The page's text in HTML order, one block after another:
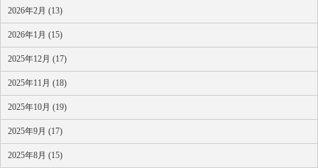
2026年2月 (13)
2026年1月 (15)
2025年12月 (17)
2025年11月 (18)
2025年10月 (19)
2025年9月 (17)
2025年8月 (15)